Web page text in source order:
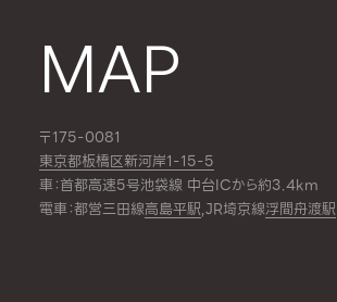
MAP
〒175-0081
東京都板橋区新河岸1-15-5
車：首都高速5号池袋線 中台ICから約3.4km
電車：都営三田線高島平駅,JR埼京線浮間舟渡駅